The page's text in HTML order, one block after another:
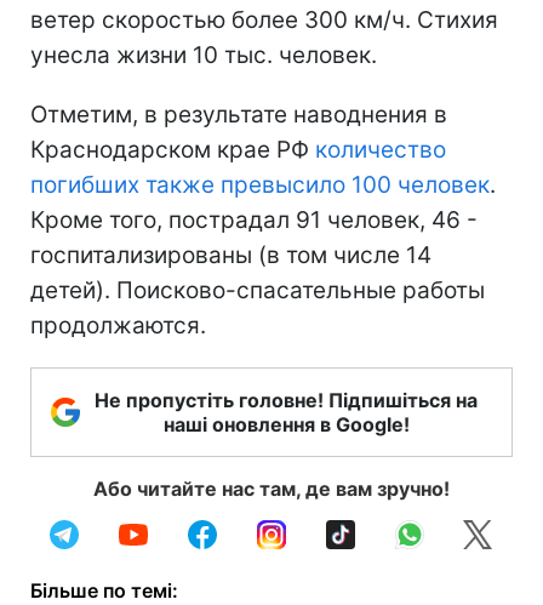
ветер скоростью более 300 км/ч. Стихия
унесла жизни 10 тыс. человек.
Отметим, в результате наводнения в
Краснодарском крае РФ количество
погибших также превысило 100 человек.
Кроме того, пострадал 91 человек, 46 -
госпитализированы (в том числе 14
детей). Поисково-спасательные работы
продолжаются.
Не пропустіть головне! Підпишіться на
наші оновлення в Google!
Або читайте нас там, де вам зручно!
Більше по темі: